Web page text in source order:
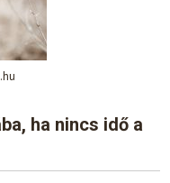
ha nincs idő a